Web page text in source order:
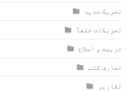
تحریک جدید
تحریکات خلفاٗ
تربیت و اصلاح
تعارف کتب
تقاریر